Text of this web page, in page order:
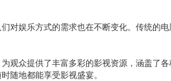
对娱乐方式的需求也在不断变化。传统的
观众提供了丰富多彩的影视资源，涵盖了
随地都能享受影视盛宴。